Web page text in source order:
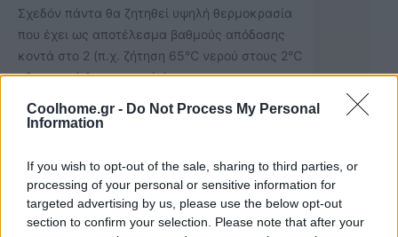
Coolhome.gr - Do Not Process My Personal
Information
If you wish to opt-out of the sale, sharing to third parties, or
processing of your personal or sensitive information for
targeted advertising by us, please use the below opt-out
section to confirm your selection. Please note that after your
Σχεδόν πάντα θα ζητηθεί υψηλή θερμοκρασία
που έχει ως αποτέλεσμα βαθμούς απόδοσης
κοντά στο 2 (π.χ. ζήτηση 65℃ νερού στους 2℃
εξωτερική θερμοκρασία).
Παρόλα αυτά, μία καλά ρυθμισμένη
περίοδο λειτουργίας σε υψηλές θερμοκρασίες
προσαγωγής και όταν αυτό είναι αναγκαίο θα
γίνεται είτε θερμοδυναμικά, είτε με τη βοήθεια
ηλεκτρικής αντίστασης. Είναι σημαντικό να